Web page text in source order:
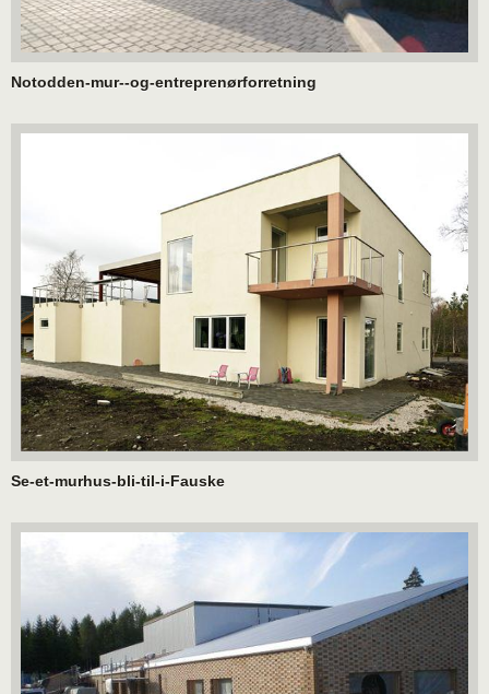
Notodden-mur--og-entreprenørforretning
Se-et-murhus-bli-til-i-Fauske